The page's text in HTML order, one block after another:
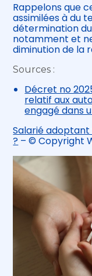
Rappelons que
assimilées à du
détermination
notamment et
diminution de la
Sources :
Décret no
relatif aux
engagé dans
Salarié adoptant
? – © Copyright